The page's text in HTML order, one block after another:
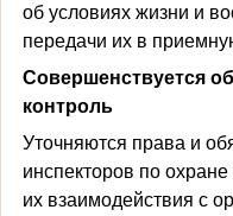
об условиях жизни и
передачи их в
Совершенствуется
контроль
Уточняются права и
инспекторов по
их взаимодействия с